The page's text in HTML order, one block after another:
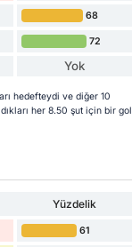
68
72
Yok
hedefteydi ve diğer 10
her 8.50 şut için bir gol
Yüzdelik
61